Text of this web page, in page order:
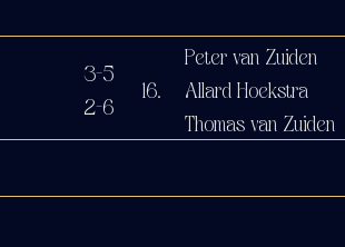
3-5
2-6
16.
Peter van Zuiden
Allard Hoekstra
Thomas van Zuiden